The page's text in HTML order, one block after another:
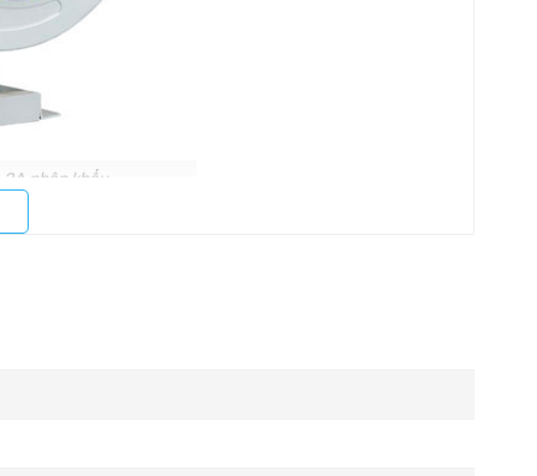
nhập khẩu